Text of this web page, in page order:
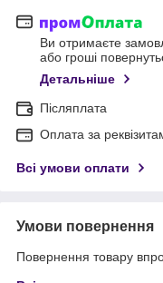
Ви отримаєте
або гроші
Детальніше
Післяплата
Оплата за
Всі умови оплати
Умови повернення
Повернення товару